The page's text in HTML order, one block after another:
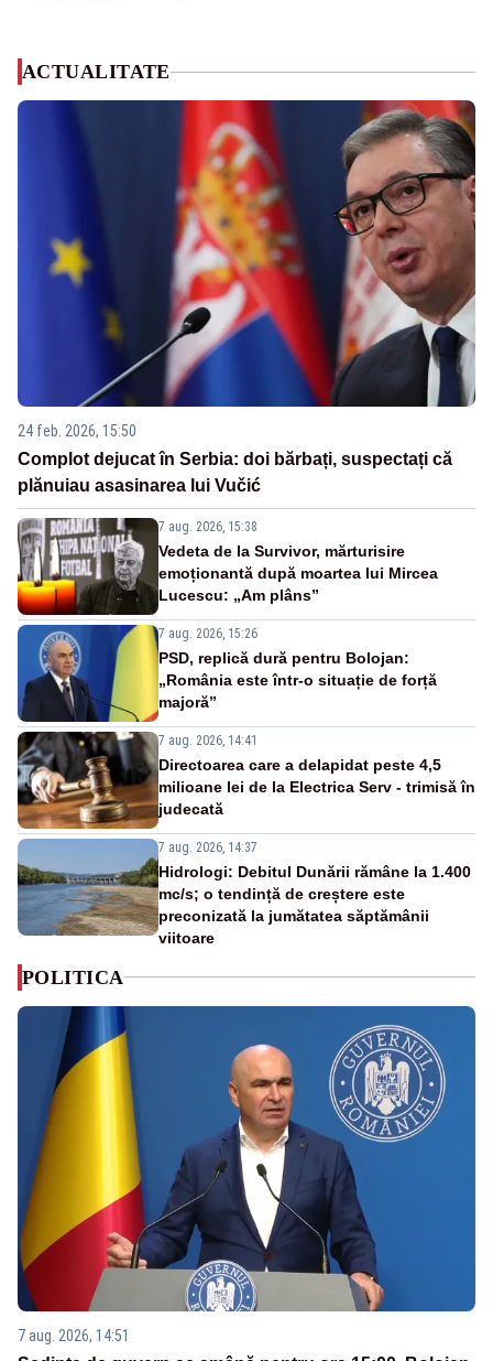
ACTUALITATE
24 feb. 2026, 15:50
Complot dejucat în Serbia: doi bărbați, suspectați că
plănuiau asasinarea lui Vučić
7 aug. 2026, 15:38
Vedeta de la Survivor, mărturisire
emoționantă după moartea lui Mircea
Lucescu: „Am plâns”
7 aug. 2026, 15:26
PSD, replică dură pentru Bolojan:
„România este într-o situație de forță
majoră”
7 aug. 2026, 14:41
Directoarea care a delapidat peste 4,5
milioane lei de la Electrica Serv - trimisă în
judecată
7 aug. 2026, 14:37
Hidrologi: Debitul Dunării rămâne la 1.400
mc/s; o tendință de creștere este
preconizată la jumătatea săptămânii
viitoare
POLITICA
7 aug. 2026, 14:51